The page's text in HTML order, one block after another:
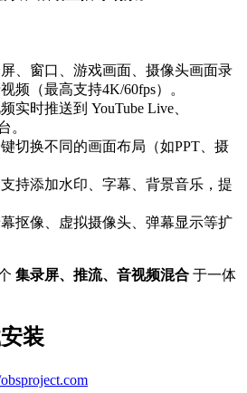
屏、窗口、游戏画面、摄像头画面录
频（最高支持4K/60fps）。
实时推送到 YouTube Live、
。
键切换不同的画面布局（如PPT、摄
支持添加水印、字幕、背景音乐，提
幕抠像、虚拟摄像头、弹幕显示等扩
集录屏、推流、音视频混合 于一体
装